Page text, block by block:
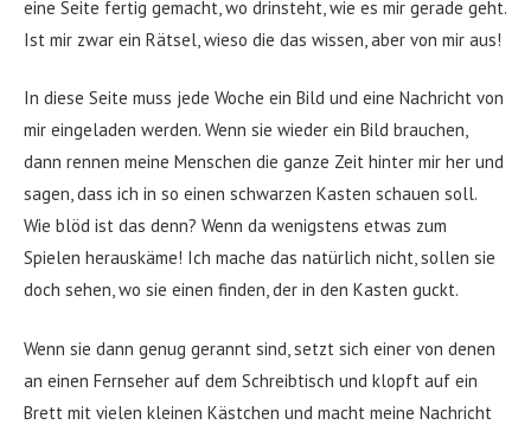
eine Seite fertig gemacht, wo drinsteht, wie es mir gerade geht.
Ist mir zwar ein Rätsel, wieso die das wissen, aber von mir aus!
In diese Seite muss jede Woche ein Bild und eine Nachricht von
mir eingeladen werden. Wenn sie wieder ein Bild brauchen,
dann rennen meine Menschen die ganze Zeit hinter mir her und
sagen, dass ich in so einen schwarzen Kasten schauen soll.
Wie blöd ist das denn? Wenn da wenigstens etwas zum
Spielen herauskäme! Ich mache das natürlich nicht, sollen sie
doch sehen, wo sie einen finden, der in den Kasten guckt.
Wenn sie dann genug gerannt sind, setzt sich einer von denen
an einen Fernseher auf dem Schreibtisch und klopft auf ein
Brett mit vielen kleinen Kästchen und macht meine Nachricht